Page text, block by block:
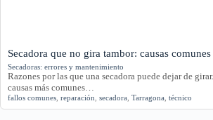
Secadora que no gira tambor: causas
Secadoras: errores y mantenimiento
Razones por las que una secadora puede dejar de
causas más comunes…
fallos comunes reparación secadora Tarragona técnico